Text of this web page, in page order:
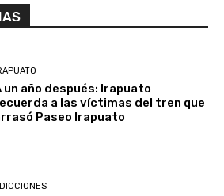
un año después: Irapuato
a las víctimas del tren que
Paseo Irapuato